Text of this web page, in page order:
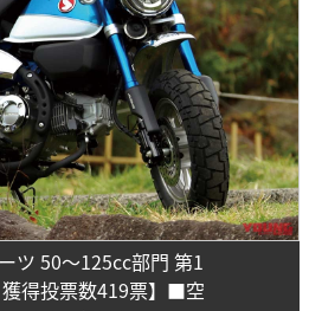
ツ 50～125cc部門 第1
得投票数419票】■空